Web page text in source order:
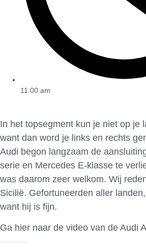
11:00 am
In het topsegment kun je niet op je
want dan word je links en rechts
Audi begon langzaam de
serie en Mercedes E-klasse te
was daarom zeer welkom. Wij
Sicilië. Gefortuneerden aller
want hij is fijn.
Ga hier naar de video van de Audi